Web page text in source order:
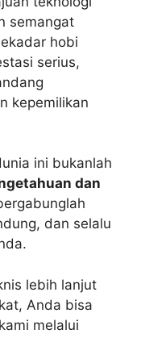
semangat
hobi
serius,
kepemilikan
ini bukanlah
dan
dan selalu
lebih lanjut
Anda bisa
melalui